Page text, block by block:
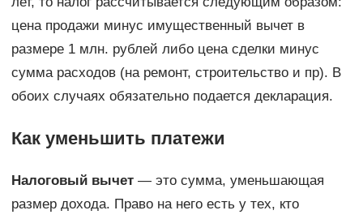
цена продажи минус имущественный вычет в
размере 1 млн. рублей либо цена сделки минус
сумма расходов (на ремонт, строительство и пр). В
обоих случаях обязательно подается декларация.
Как уменьшить платежи
Налоговый вычет— это сумма, уменьшающая
размер дохода. Право на него есть у тех, кто